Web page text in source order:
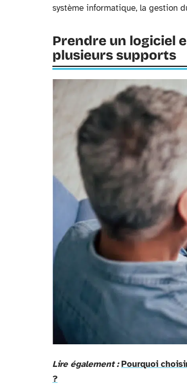
système informatique, la gestion
Prendre un logiciel
plusieurs supports
Lire également : Pourquoi
?